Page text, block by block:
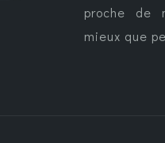
proche de
mieux que